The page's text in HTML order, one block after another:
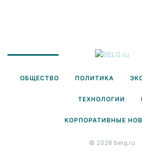
ОБЩЕСТВО ПОЛИТИКА
ТЕХНОЛОГИИ
КОРПОРАТИВНЫЕ
© 2026 belg.ru